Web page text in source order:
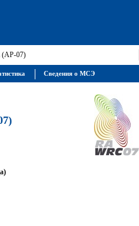
(АР-07)
Сведения о МСЭ